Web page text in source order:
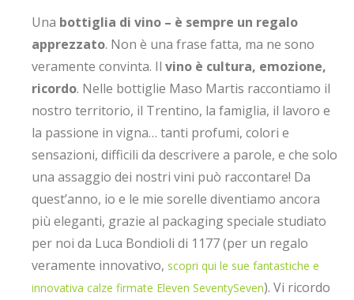
Una bottiglia di vino – è sempre un regalo
apprezzato. Non è una frase fatta, ma ne sono
veramente convinta. Il vino è cultura, emozione,
ricordo. Nelle bottiglie Maso Martis raccontiamo il
nostro territorio, il Trentino, la famiglia, il lavoro e
la passione in vigna… tanti profumi, colori e
sensazioni, difficili da descrivere a parole, e che solo
una assaggio dei nostri vini può raccontare! Da
quest’anno, io e le mie sorelle diventiamo ancora
più eleganti, grazie al packaging speciale studiato
per noi da Luca Bondioli di 1177 (per un regalo
veramente innovativo, scopri qui le sue fantastiche e
innovativa calze firmate Eleven SeventySeven). Vi ricordo